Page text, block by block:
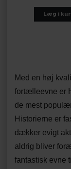
Med en høj
fortælleevne er
de mest
Historierne er
dækker evigt
aldrig bliver
fantastisk evne